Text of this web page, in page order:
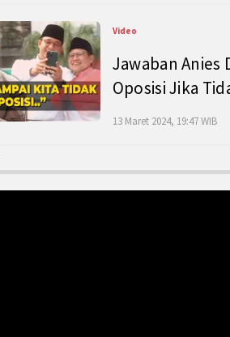
Video
Jawaban Anies
Oposisi Jika
13 Maret 2024, 19:47 WIB